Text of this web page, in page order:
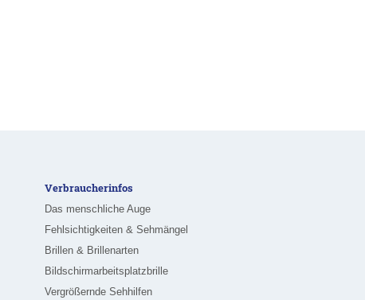
Verbraucherinfos
Das menschliche Auge
Fehlsichtigkeiten & Sehmängel
Brillen & Brillenarten
Bildschirmarbeitsplatzbrille
Vergrößernde Sehhilfen